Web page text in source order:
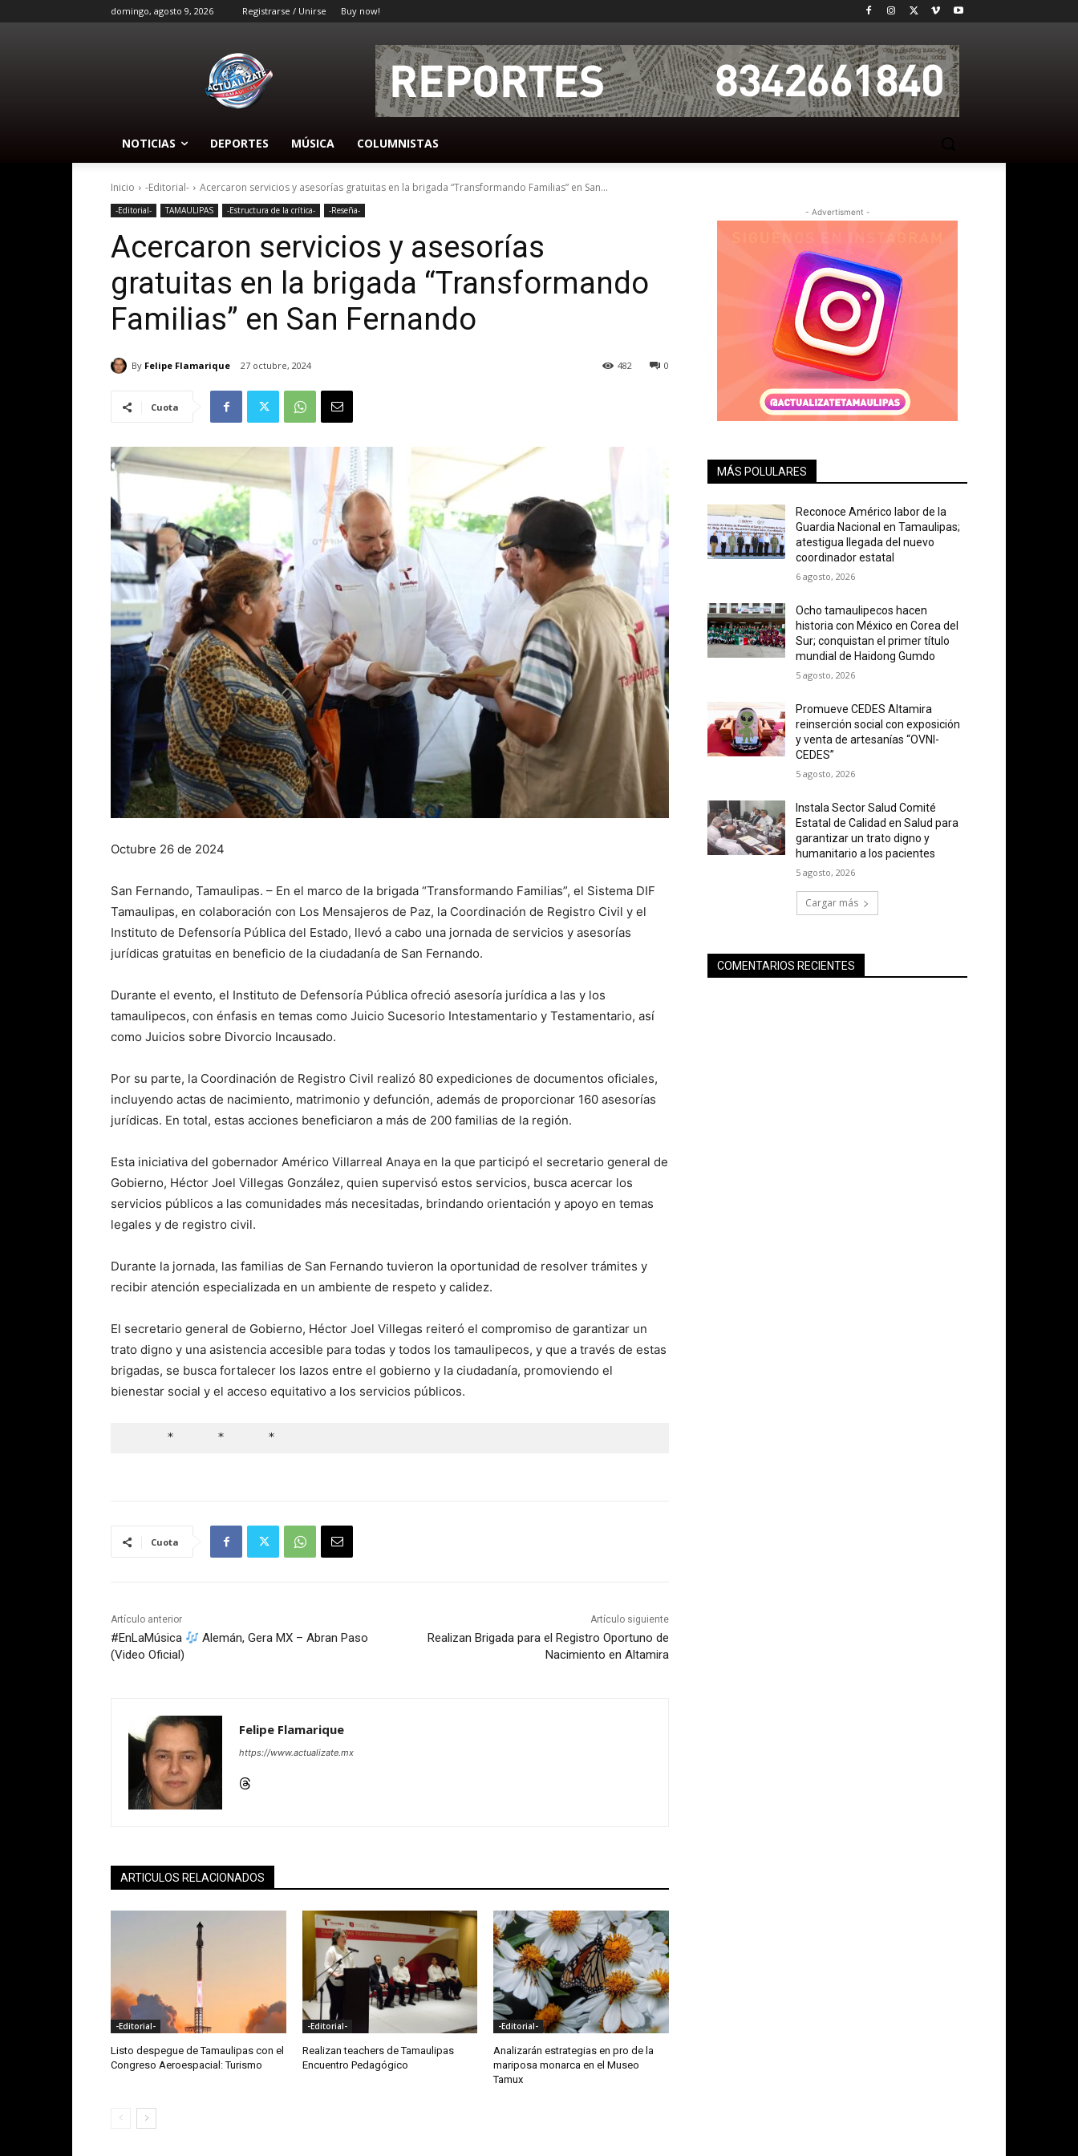
domingo, agosto 9, 2026 Registrarse / Unirse Buy now!
NOTICIAS DEPORTES MÚSICA COLUMNISTAS
Inicio -Editorial- Acercaron servicios y asesorías gratuitas en la brigada “Transformando Familias” en San...
-Editorial- TAMAULIPAS -Estructura de la crítica- -Reseña-
Acercaron servicios y asesorías
gratuitas en la brigada “Transformando
Familias” en San Fernando
By Felipe Flamarique 27 octubre, 2024 0
482
Cuota
Octubre 26 de 2024
San Fernando, Tamaulipas. – En el marco de la brigada “Transformando Familias”, el Sistema DIF
Tamaulipas, en colaboración con Los Mensajeros de Paz, la Coordinación de Registro Civil y el
Instituto de Defensoría Pública del Estado, llevó a cabo una jornada de servicios y asesorías
jurídicas gratuitas en beneficio de la ciudadanía de San Fernando.
Durante el evento, el Instituto de Defensoría Pública ofreció asesoría jurídica a las y los
tamaulipecos, con énfasis en temas como Juicio Sucesorio Intestamentario y Testamentario, así
como Juicios sobre Divorcio Incausado.
Por su parte, la Coordinación de Registro Civil realizó 80 expediciones de documentos oficiales,
incluyendo actas de nacimiento, matrimonio y defunción, además de proporcionar 160 asesorías
jurídicas. En total, estas acciones beneficiaron a más de 200 familias de la región.
Esta iniciativa del gobernador Américo Villarreal Anaya en la que participó el secretario general de
Gobierno, Héctor Joel Villegas González, quien supervisó estos servicios, busca acercar los
servicios públicos a las comunidades más necesitadas, brindando orientación y apoyo en temas
legales y de registro civil.
Durante la jornada, las familias de San Fernando tuvieron la oportunidad de resolver trámites y
recibir atención especializada en un ambiente de respeto y calidez.
El secretario general de Gobierno, Héctor Joel Villegas reiteró el compromiso de garantizar un
trato digno y una asistencia accesible para todas y todos los tamaulipecos, y que a través de estas
brigadas, se busca fortalecer los lazos entre el gobierno y la ciudadanía, promoviendo el
bienestar social y el acceso equitativo a los servicios públicos.
      *      *      *
Cuota
Artículo anterior
#EnLaMúsica
Alemán, Gera MX – Abran Paso
(Video Oficial)
Artículo siguiente
Realizan Brigada para el Registro Oportuno de
Nacimiento en Altamira
Felipe Flamarique
https://www.actualizate.mx
ARTICULOS RELACIONADOS
-Editorial-
Listo despegue de Tamaulipas con el
Congreso Aeroespacial: Turismo
-Editorial-
Realizan teachers de Tamaulipas
Encuentro Pedagógico
-Editorial-
Analizarán estrategias en pro de la
mariposa monarca en el Museo
Tamux
- Advertisment -
MÁS POLULARES
Reconoce Américo labor de la
Guardia Nacional en Tamaulipas;
atestigua llegada del nuevo
coordinador estatal
6 agosto, 2026
Ocho tamaulipecos hacen
historia con México en Corea del
Sur; conquistan el primer título
mundial de Haidong Gumdo
5 agosto, 2026
Promueve CEDES Altamira
reinserción social con exposición
y venta de artesanías “OVNI-
CEDES”
5 agosto, 2026
Instala Sector Salud Comité
Estatal de Calidad en Salud para
garantizar un trato digno y
humanitario a los pacientes
5 agosto, 2026
Cargar más
COMENTARIOS RECIENTES